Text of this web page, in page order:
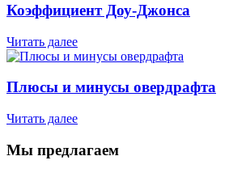
Коэффициент Доу-Джонса
Читать далее
Плюсы и минусы овердрафта
Читать далее
Мы предлагаем